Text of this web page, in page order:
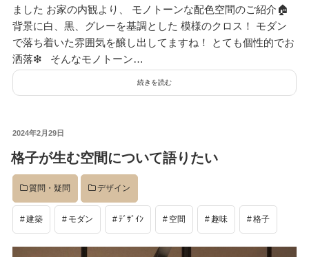
ました お家の内観より、 モノトーンな配色空間のご紹介🏠
背景に白、黒、グレーを基調とした 模様のクロス！ モダン
で落ち着いた雰囲気を醸し出してますね！ とても個性的でお
洒落❇ そんなモノトーン…
続きを読む
投
日:
2024年2月29日
格子が生む空間について語りたい
質問・疑問 デザイン
建築 モダン ﾃﾞｻﾞｲﾝ 空間 趣味 格子